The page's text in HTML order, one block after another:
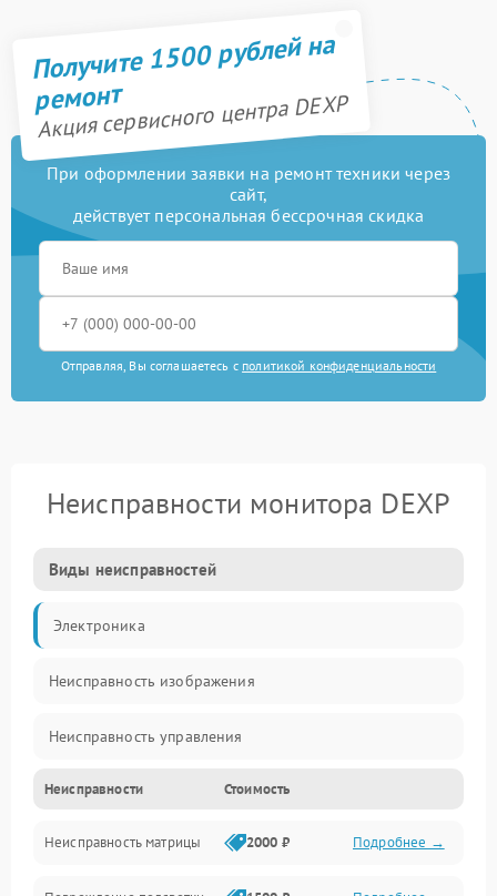
Получите 1500 рублей на
ремонт
Акция сервисного центра DEXP
При оформлении заявки на ремонт техники через
сайт,
действует персональная бессрочная скидка
Отправляя, Вы соглашаетесь с политикой конфиденциальности
Неисправности монитора DEXP
Виды неисправностей
Электроника
Неисправность изображения
Неисправность управления
Неисправность интерфейсов
Прочие неисправности
Неисправности Стоимость
Неисправность матрицы 2000 ₽ Подробнее →